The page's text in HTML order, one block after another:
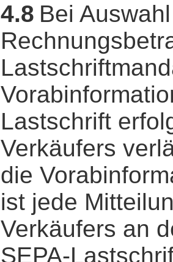
4.8 Bei
Lastschrift
Verkäufers
die
ist jede
Verkäufers an
SEPA-